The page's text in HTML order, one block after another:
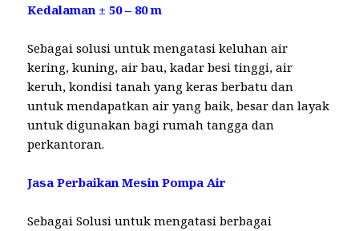
Kedalaman ± 50 – 80 m
Sebagai solusi untuk mengatasi keluhan air
kering, kuning, air bau, kadar besi tinggi, air
keruh, kondisi tanah yang keras berbatu dan
untuk mendapatkan air yang baik, besar dan layak
untuk digunakan bagi rumah tangga dan
perkantoran.
Jasa Perbaikan Mesin Pompa Air
Sebagai Solusi untuk mengatasi berbagai